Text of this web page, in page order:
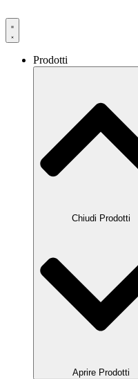
Prodotti
Chiudi Prodotti
Aprire Prodotti